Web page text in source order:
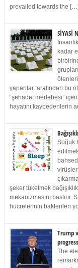
prevailed towards the […]
SİYASİ
kadar
yapanlar tarafından bu
“şehadet mertebesi”
hayatını kaybedenlerin
Soğuk
şeker tüketmek
mekanizmasını
hücrelerinin bakterileri
Trump
The